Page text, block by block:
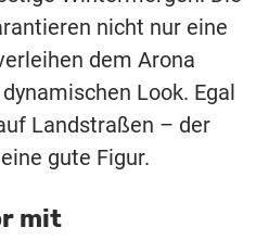
nicht nur eine
dem Arona
Look. Egal
Landstraßen – der
gute Figur.
mit